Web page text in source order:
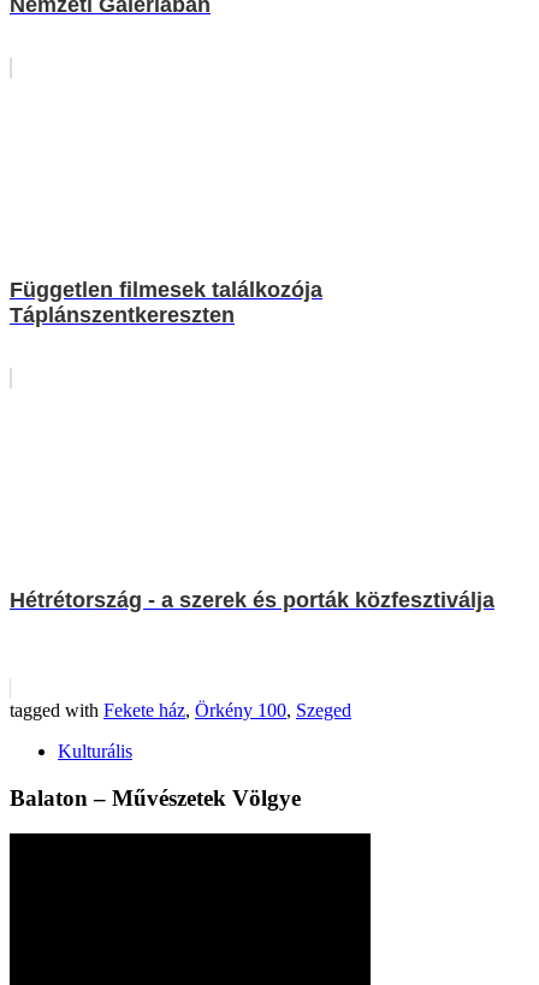
Nemzeti Galériában
Független filmesek találkozója
Táplánszentkereszten
Hétrétország - a szerek és porták közfesztiválja
tagged with Fekete ház, Örkény 100, Szeged
Kulturális
Balaton – Művészetek Völgye